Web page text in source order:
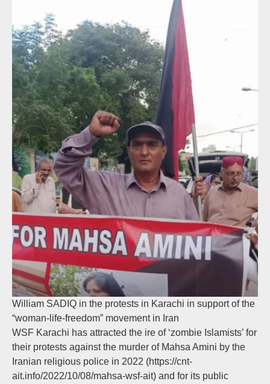
William SADIQ in the protests in Karachi in support of the
“woman-life-freedom” movement in Iran
WSF Karachi has attracted the ire of ‘zombie Islamists’ for
their protests against the murder of Mahsa Amini by the
Iranian religious police in 2022 (https://cnt-
ait.info/2022/10/08/mahsa-wsf-ait) and for its public